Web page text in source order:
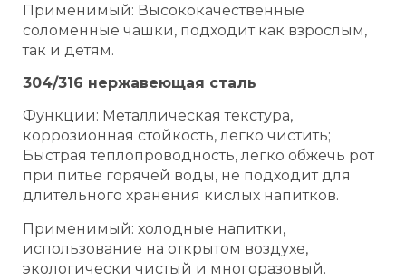
Применимый: Высококачественные
соломенные чашки, подходит как взрослым,
так и детям.
304/316 нержавеющая сталь
Функции: Металлическая текстура,
коррозионная стойкость, легко чистить;
Быстрая теплопроводность, легко обжечь рот
при питье горячей воды, не подходит для
длительного хранения кислых напитков.
Применимый: холодные напитки,
использование на открытом воздухе,
экологически чистый и многоразовый.